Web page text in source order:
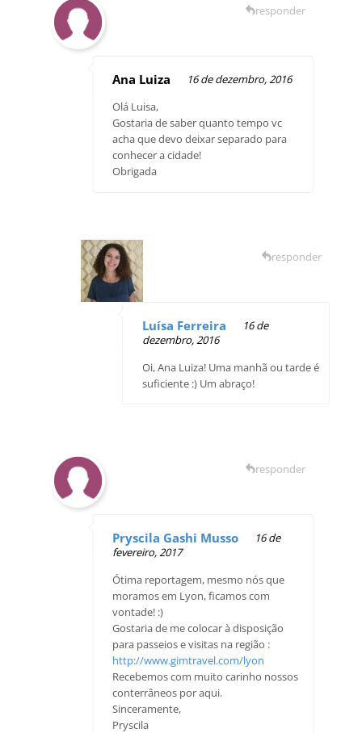
Ana Luiza
16 de dezembro, 2016
Olá Luisa,
Gostaria de saber quanto tempo vc
acha que devo deixar separado para
conhecer a cidade!
Obrigada
responder
Luísa Ferreira
16 de
dezembro, 2016
Oi, Ana Luiza! Uma manhã ou tarde é
suficiente :) Um abraço!
responder
Pryscila Gashi Musso
16 de
fevereiro, 2017
Ótima reportagem, mesmo nós que
moramos em Lyon, ficamos com
vontade! :)
Gostaria de me colocar à disposição
para passeios e visitas na região :
http://www.gimtravel.com/lyon
Recebemos com muito carinho nossos
conterrâneos por aqui.
Sinceramente,
Pryscila
responder